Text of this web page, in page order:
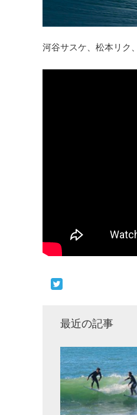
河谷サスケ、松本リク
最近の記事